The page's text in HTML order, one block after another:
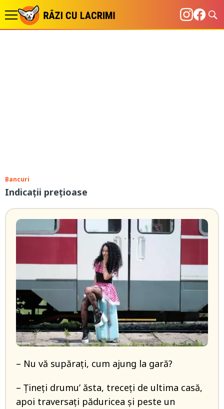
Bancuri
Indicații prețioase
– Nu vă supăraţi, cum ajung la gară?
– Ţineţi drumu’ ăsta, treceţi de ultima casă,
apoi traversaţi păduricea şi peste un